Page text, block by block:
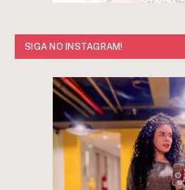
SIGA NO INSTAGRAM!